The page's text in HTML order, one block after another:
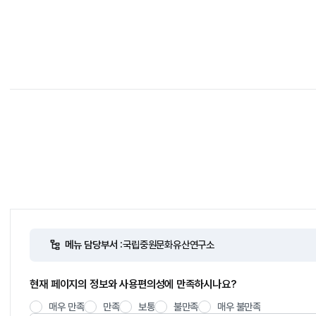
메뉴 담당부서 :국립중원문화유산연구소
현재 페이지의 정보와 사용편의성에 만족하시나요?
매우 만족 만족 보통 불만족 매우 불만족